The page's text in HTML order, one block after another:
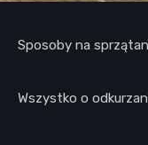
Sposoby na
Wszystko o